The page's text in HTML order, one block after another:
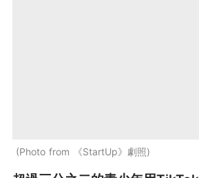
Photo from 《StartUp》劇照